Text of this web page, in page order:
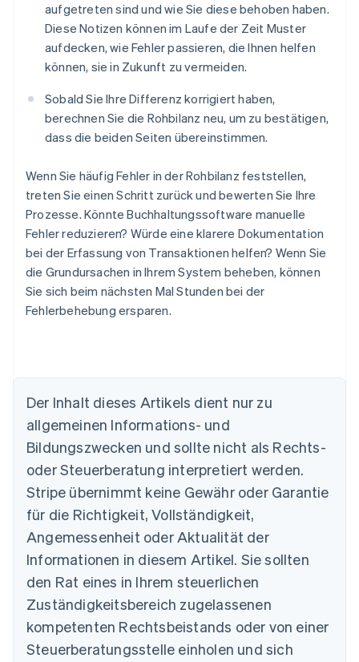
aufgetreten sind und wie Sie diese behoben haben.
Diese Notizen können im Laufe der Zeit Muster
aufdecken, wie Fehler passieren, die Ihnen helfen
können, sie in Zukunft zu vermeiden.
Sobald Sie Ihre Differenz korrigiert haben,
berechnen Sie die Rohbilanz neu, um zu bestätigen,
dass die beiden Seiten übereinstimmen.
Wenn Sie häufig Fehler in der Rohbilanz feststellen,
treten Sie einen Schritt zurück und bewerten Sie Ihre
Prozesse. Könnte Buchhaltungssoftware manuelle
Fehler reduzieren? Würde eine klarere Dokumentation
bei der Erfassung von Transaktionen helfen? Wenn Sie
die Grundursachen in Ihrem System beheben, können
Sie sich beim nächsten Mal Stunden bei der
Fehlerbehebung ersparen.
Der Inhalt dieses Artikels dient nur zu
allgemeinen Informations- und
Bildungszwecken und sollte nicht als Rechts-
oder Steuerberatung interpretiert werden.
Stripe übernimmt keine Gewähr oder Garantie
für die Richtigkeit, Vollständigkeit,
Angemessenheit oder Aktualität der
Informationen in diesem Artikel. Sie sollten
den Rat eines in Ihrem steuerlichen
Zuständigkeitsbereich zugelassenen
kompetenten Rechtsbeistands oder von einer
Steuerberatungsstelle einholen und sich
Australien
Belgien
NederlandsFrançaisDeutschEnglish
PortuguêsEnglish
Bulgarien
English
Dänemark
English
Deutschland
Estland
English
Festlandchina
简体中文 English
Finnland
EnglishSvenska